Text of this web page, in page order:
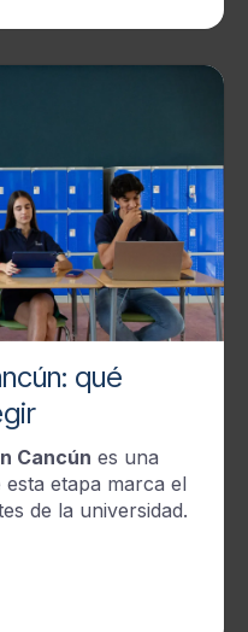
qué
Cancún es una
etapa marca el
de la universidad.